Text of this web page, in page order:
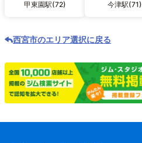
甲東園駅(72) 今津駅(71)
西宮市のエリア選択に戻る